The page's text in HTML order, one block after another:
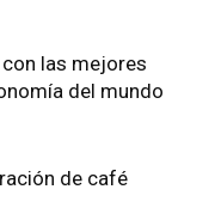
las mejores
del mundo
de café